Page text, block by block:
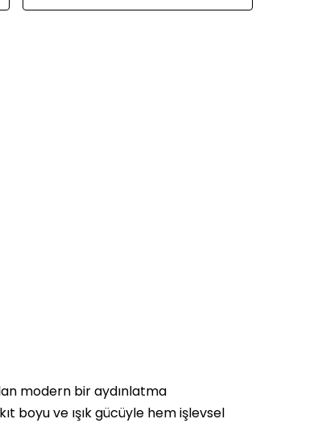
modern bir aydınlatma
boyu ve ışık gücüyle hem işlevsel